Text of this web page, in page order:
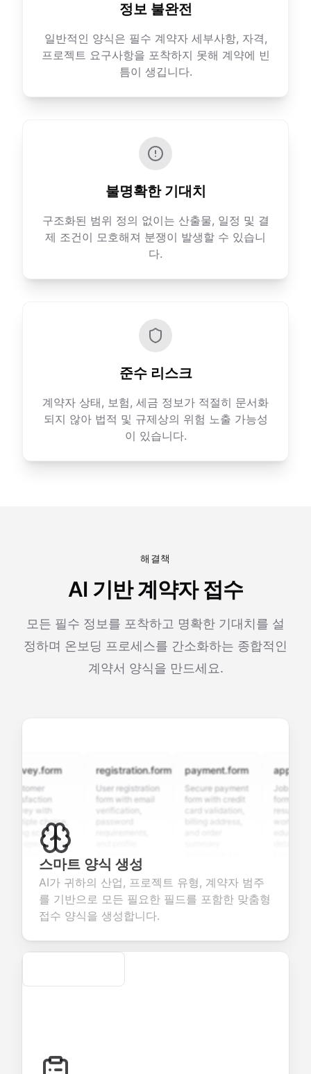
정보 불완전
일반적인 양식은 필수 계약자 세부사항, 자격,
프로젝트 요구사항을 포착하지 못해 계약에 빈
틈이 생깁니다.
불명확한 기대치
구조화된 범위 정의 없이는 산출물, 일정 및 결
제 조건이 모호해져 분쟁이 발생할 수 있습니
다.
준수 리스크
계약자 상태, 보험, 세금 정보가 적절히 문서화
되지 않아 법적 및 규제상의 위험 노출 가능성
이 있습니다.
해결책
AI 기반 계약자 접수
모든 필수 정보를 포착하고 명확한 기대치를 설
정하며 온보딩 프로세스를 간소화하는 종합적인
계약서 양식을 만드세요.
with
choice,
open-ended
valuable
about
products or
registration.form
User registration
form with email
verification,
fields for
seamless
account
creation.
payment.form
Secure payment
form with credit
card validation,
commerce
transactions.
Job
form with
resume
questions for
efficient
candidate
스마트 양식 생성
AI가 귀하의 산업, 프로젝트 유형, 계약자 범주
를 기반으로 모든 필요한 필드를 포함한 맞춤형
접수 양식을 생성합니다.
Secure